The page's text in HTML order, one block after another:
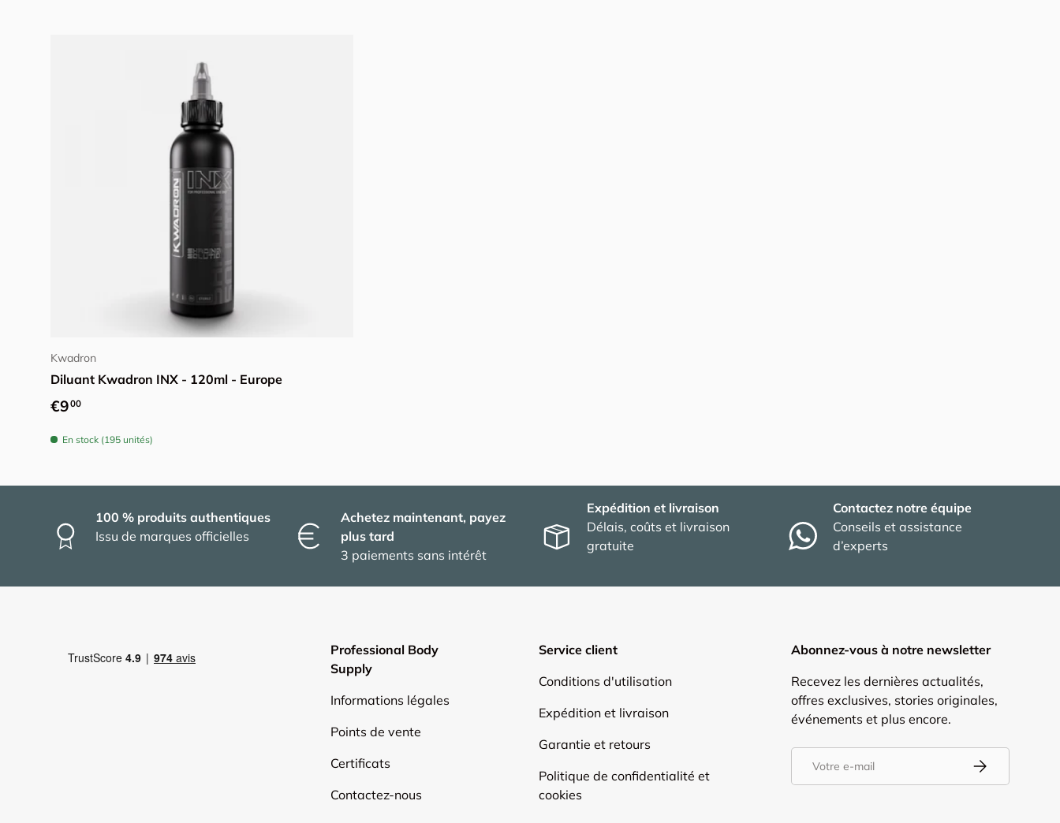
Kwadron
Diluant Kwadron INX - 120ml - Europe
Prix habituel
€900
En stock (195 unités)
Ajouter au panier
100 % produits authentiques
Issu de marques officielles
Achetez maintenant, payez
plus tard
3 paiements sans intérêt
Expédition et livraison
Délais, coûts et livraison
gratuite
Contactez notre équipe
Conseils et assistance
d’experts
Professional Body
Supply
Informations légales
Points de vente
Certificats
Contactez-nous
Service client
Conditions d'utilisation
Expédition et livraison
Garantie et retours
Politique de confidentialité et
cookies
Abonnez-vous à notre newsletter
Recevez les dernières actualités,
offres exclusives, stories originales,
événements et plus encore.
S’inscrire